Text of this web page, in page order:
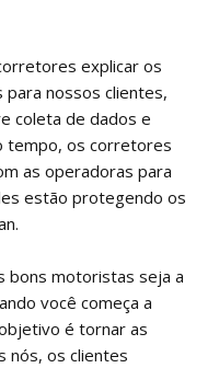
explicar os
para nossos clientes,
coleta de dados e
tempo, os corretores
as operadoras para
estão protegendo os
bons motoristas seja a
você começa a
é tornar as
nós, os clientes